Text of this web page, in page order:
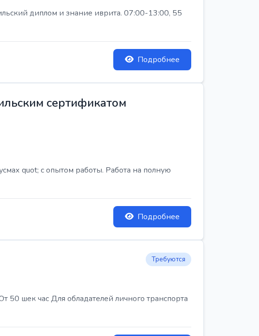
диплом и знание иврита. 07:00-13:00, 55
Подробнее
сертификатом
quot; с опытом работы. Работа на полную
Подробнее
Требуются
час Для обладателей личного транспорта